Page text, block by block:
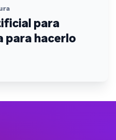
para
para hacerlo